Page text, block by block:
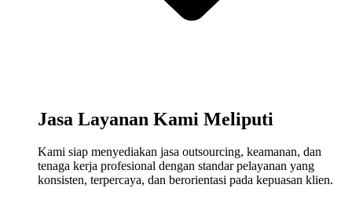
Jasa Layanan Kami Meliputi
Kami siap menyediakan jasa outsourcing, keamanan, dan
tenaga kerja profesional dengan standar pelayanan yang
konsisten, terpercaya, dan berorientasi pada kepuasan klien.